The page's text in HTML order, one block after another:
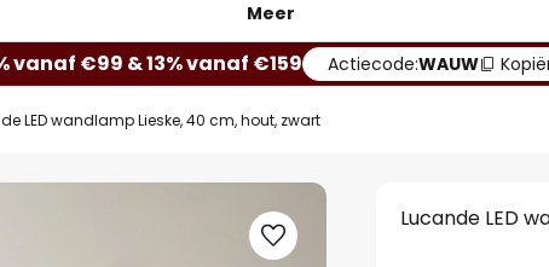
Meer
vanaf €99 & 13% vanaf €159 Actiecode:WAUW
LED wandlamp Lieske, 40 cm, hout, zwart
Lucande LED